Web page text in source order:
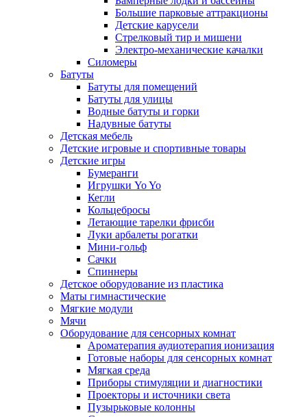
Большие парковые аттракционы
Детские карусели
Стрелковый тир и мишени
Электро-механические качалки
Силомеры
Батуты
Батуты для помещений
Батуты для улицы
Водные батуты и горки
Надувные батуты
Детская мебель
Детские игровые и спортивные товары
Детские игры
Бумеранги
Игрушки Yo Yo
Кегли
Кольцебросы
Летающие тарелки фрисби
Луки арбалеты рогатки
Мини-гольф
Сачки
Спиннеры
Детское оборудование из пластика
Маты гимнастические
Мягкие модули
Мячи
Оборудование для сенсорных комнат
Ароматерапия аудиотерапия ионизация
Готовые наборы для сенсорных комнат
Мягкая среда
Приборы стимуляции и диагностики
Проекторы и источники света
Пузырьковые колонны